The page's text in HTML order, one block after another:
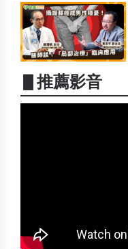
▋推薦影音